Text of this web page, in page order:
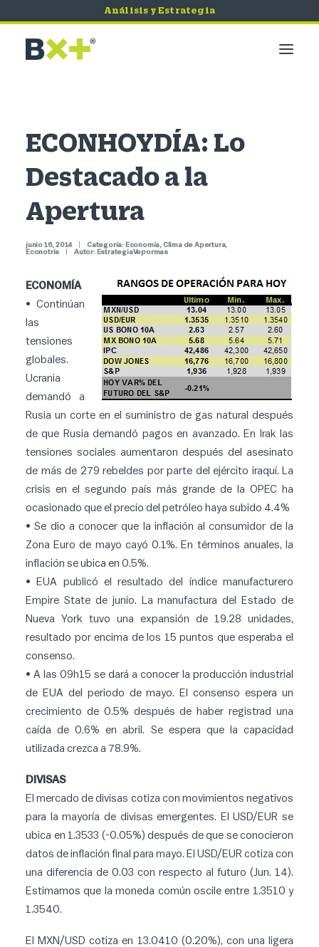
Análisis y Estrategia
Bursátil
Quiero Invertir
Tips de Seguridad
ECONHOYDÍA: Lo
Destacado a la
Apertura
junio 16, 2014 Categoría: Economía, Clima de Apertura,
Econotris
Autor: EstrategiaVepormas
ECONOMÍA
• Continúan
las
tensiones
globales.
Ucrania
demandó a
Rusia un corte en el suministro de gas natural después
de que Rusia demandó pagos en avanzado. En Irak las
tensiones sociales aumentaron después del asesinato
de más de 279 rebeldes por parte del ejército iraquí. La
crisis en el segundo país más grande de la OPEC ha
ocasionado que el precio del petróleo haya subido 4.4%
• Se dio a conocer que la inflación al consumidor de la
Zona Euro de mayo cayó 0.1%. En términos anuales, la
inflación se ubica en 0.5%.
• EUA publicó el resultado del índice manufacturero
Empire State de junio. La manufactura del Estado de
Nueva York tuvo una expansión de 19.28 unidades,
resultado por encima de los 15 puntos que esperaba el
consenso.
• A las 09h15 se dará a conocer la producción industrial
de EUA del periodo de mayo. El consenso espera un
crecimiento de 0.5% después de haber registrad una
caída de 0.6% en abril. Se espera que la capacidad
utilizada crezca a 78.9%.
DIVISAS
El mercado de divisas cotiza con movimientos negativos
para la mayoría de divisas emergentes. El USD/EUR se
ubica en 1.3533 (-0.05%) después de que se conocieron
datos de inflación final para mayo. El USD/EUR cotiza con
una diferencia de 0.03 con respecto al futuro (Jun. 14).
Estimamos que la moneda común oscile entre 1.3510 y
1.3540.
El MXN/USD cotiza en 13.0410 (0.20%), con una ligera